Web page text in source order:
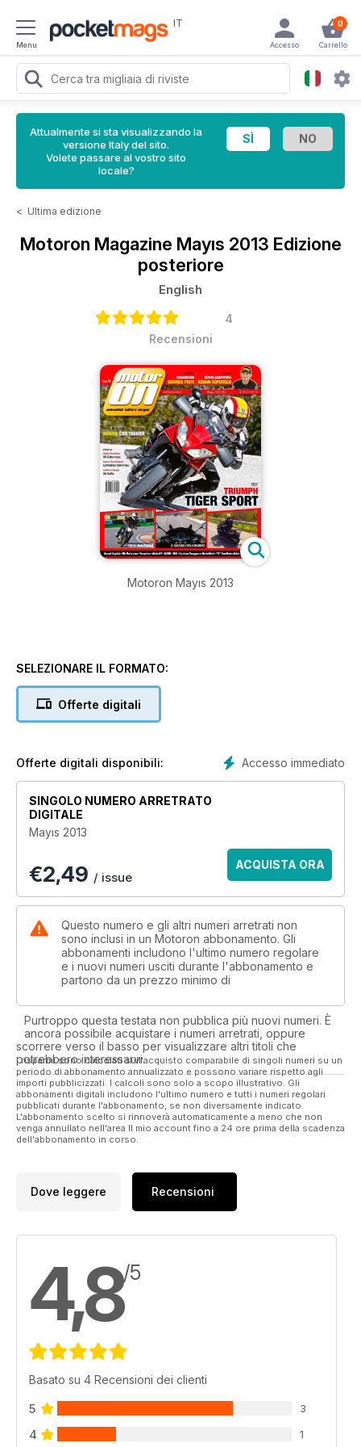
Menu
IT 0
Carrello
Accesso
Attualmente si sta visualizzando la
versione Italy del sito.
Volete passare al vostro sito
locale?
< Ultima edizione
Motoron Magazine Mayıs 2013 Edizione
posteriore
English
4
Recensioni
Motoron Mayıs 2013
SELEZIONARE IL FORMATO:
Offerte digitali
Accesso immediato
Offerte digitali disponibili:
SINGOLO NUMERO ARRETRATO
DIGITALE
Mayıs 2013
€2,49 / issue
ACQUISTA ORA
Questo numero e gli altri numeri arretrati non
sono inclusi in un Motoron abbonamento. Gli
abbonamenti includono l'ultimo numero regolare
e i nuovi numeri usciti durante l'abbonamento e
partono da un prezzo minimo di
Purtroppo questa testata non pubblica più nuovi numeri. È
ancora possibile acquistare i numeri arretrati, oppure
scorrere verso il basso per visualizzare altri titoli che
potrebbero interessarvi.
I risparmi sono calcolati sull'acquisto comparabile di singoli numeri su un
periodo di abbonamento annualizzato e possono variare rispetto agli
importi pubblicizzati. I calcoli sono solo a scopo illustrativo. Gli
abbonamenti digitali includono l'ultimo numero e tutti i numeri regolari
pubblicati durante l'abbonamento, se non diversamente indicato.
L'abbonamento scelto si rinnoverà automaticamente a meno che non
venga annullato nell'area Il mio account fino a 24 ore prima della scadenza
dell'abbonamento in corso.
Dove leggere Recensioni
4,8/5
Basato su 4 Recensioni dei clienti
5 3
4 1